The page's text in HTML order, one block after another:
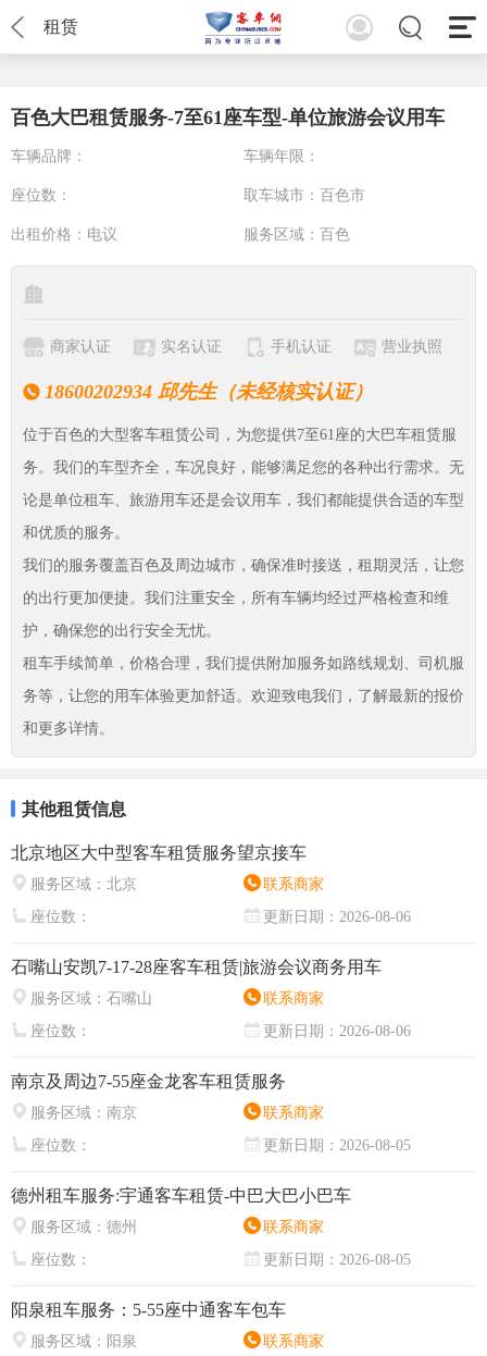
租赁
百色大巴租赁服务-7至61座车型-单位旅游会议用车
车辆品牌： 车辆年限：
座位数： 取车城市： 百色市
出租价格： 电议 服务区域： 百色
商家认证 实名认证 手机认证 营业执照
18600202934 邱先生（未经核实认证）
位于百色的大型客车租赁公司，为您提供7至61座的大巴车租赁服
务。我们的车型齐全，车况良好，能够满足您的各种出行需求。无
论是单位租车、旅游用车还是会议用车，我们都能提供合适的车型
和优质的服务。
我们的服务覆盖百色及周边城市，确保准时接送，租期灵活，让您
的出行更加便捷。我们注重安全，所有车辆均经过严格检查和维
护，确保您的出行安全无忧。
租车手续简单，价格合理，我们提供附加服务如路线规划、司机服
务等，让您的用车体验更加舒适。欢迎致电我们，了解最新的报价
和更多详情。
其他租赁信息
北京地区大中型客车租赁服务望京接车
服务区域： 北京
联系商家
座位数：
更新日期： 2026-08-06
石嘴山安凯7-17-28座客车租赁|旅游会议商务用车
服务区域： 石嘴山
联系商家
座位数：
更新日期： 2026-08-06
南京及周边7-55座金龙客车租赁服务
服务区域： 南京
联系商家
座位数：
更新日期： 2026-08-05
德州租车服务:宇通客车租赁-中巴大巴小巴车
服务区域： 德州
联系商家
座位数：
更新日期： 2026-08-05
阳泉租车服务：5-55座中通客车包车
服务区域： 阳泉
联系商家